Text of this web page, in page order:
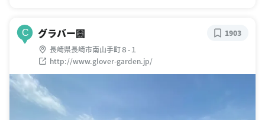
C グラバー園
長崎県長崎市南山手町８-１
http://www.glover-garden.jp/
1903